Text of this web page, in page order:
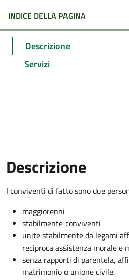
INDICE DELLA PAGINA
Descrizione
Servizi
Descrizione
I conviventi di fatto sono due
maggiorenni
stabilmente conviventi
unite stabilmente da legami
reciproca assistenza morale e
senza rapporti di parentela,
matrimonio o unione civile.